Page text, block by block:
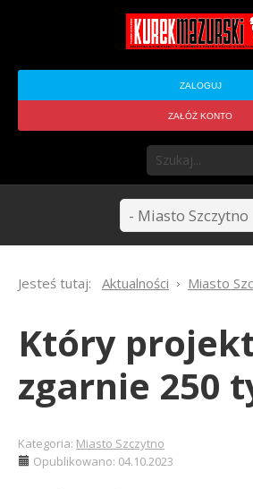
ZALOGUJ
ZAŁÓŻ KONTO
Jesteś tutaj: Aktualności Miasto
Który
zgarnie 250
Kategoria: Miasto Szczytno
Opublikowano: 04.10.2023